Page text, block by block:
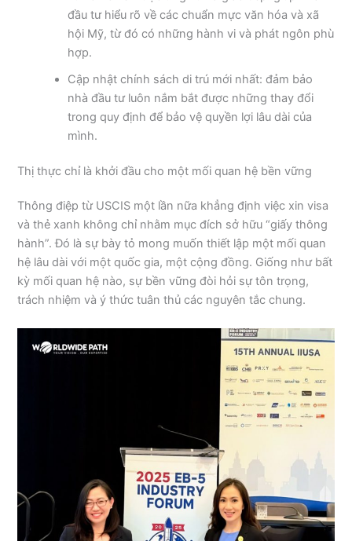
đầu tư hiểu rõ về các chuẩn mực văn hóa và xã
hội Mỹ, từ đó có những hành vi và phát ngôn phù
hợp.
Cập nhật chính sách di trú mới nhất: đảm bảo
nhà đầu tư luôn nắm bắt được những thay đổi
trong quy định để bảo vệ quyền lợi lâu dài của
mình.
Thị thực chỉ là khởi đầu cho một mối quan hệ bền vững
Thông điệp từ USCIS một lần nữa khẳng định việc xin visa
và thẻ xanh không chỉ nhằm mục đích sở hữu “giấy thông
hành”. Đó là sự bày tỏ mong muốn thiết lập một mối quan
hệ lâu dài với một quốc gia, một cộng đồng. Giống như bất
kỳ mối quan hệ nào, sự bền vững đòi hỏi sự tôn trọng,
trách nhiệm và ý thức tuân thủ các nguyên tắc chung.